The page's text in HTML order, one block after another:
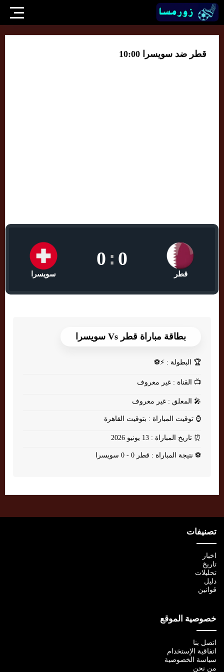
قطر ضد سويسرا 10:00
قطر
0
:
0
سويسرا
بطاقة مباراة قطر Vs سويسرا
🏆 البطولة : ⚡⚽
📺 القناة : غير معروف
🎤 المعلق : غير معروف
⌚ توقيت المباراة : بتوقيت القاهرة
⏰ تاريخ المباراة : 13 يونيو 2026
⚽ نتيجة المباراة : قطر 0 - 0 سويسرا
تصنيفات
اخبار
تاريخ
تحليلات
دليل
قوانين
خصوصية الموقع
اتصل بنا
اتفاقية الإستخدام
سياسة الخصوصية
من نحن